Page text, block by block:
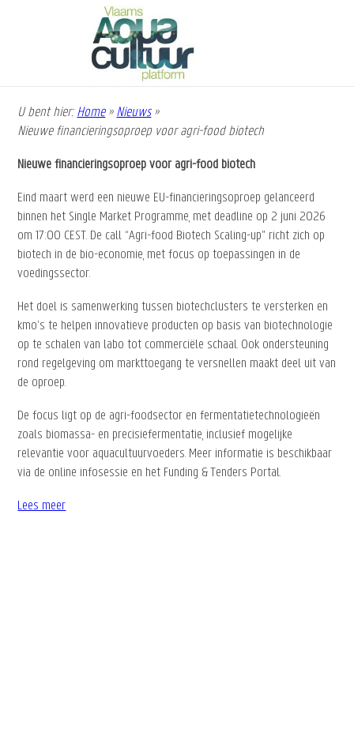
gaan
Kruimelpad
U bent hier: Home » Nieuws »
Nieuwe financieringsoproep voor agri-food biotech
Nieuwe financieringsoproep voor agri-food biotech
Eind maart werd een nieuwe EU-financieringsoproep gelanceerd
binnen het Single Market Programme, met deadline op 2 juni 2026
om 17:00 CEST. De call “Agri-food Biotech Scaling-up” richt zich op
biotech in de bio-economie, met focus op toepassingen in de
voedingssector.
Het doel is samenwerking tussen biotechclusters te versterken en
kmo’s te helpen innovatieve producten op basis van biotechnologie
op te schalen van labo tot commerciële schaal. Ook ondersteuning
rond regelgeving om markttoegang te versnellen maakt deel uit van
de oproep.
De focus ligt op de agri-foodsector en fermentatietechnologieën
zoals biomassa- en precisiefermentatie, inclusief mogelijke
relevantie voor aquacultuurvoeders. Meer informatie is beschikbaar
via de online infosessie en het Funding & Tenders Portal.
Lees meer